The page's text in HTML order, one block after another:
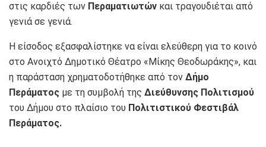
στις καρδιές των Περαματιωτών και τραγουδιέται από
γενιά σε γενιά.
Η είσοδος εξασφαλίστηκε να είναι ελεύθερη για το κοινό
στο Ανοιχτό Δημοτικό Θέατρο «Μίκης Θεοδωράκης», και
η παράσταση χρηματοδοτήθηκε από τον Δήμο
Περάματος με τη συμβολή της Διεύθυνσης Πολιτισμού
του Δήμου στο πλαίσιο του Πολιτιστικού Φεστιβάλ
Περάματος.